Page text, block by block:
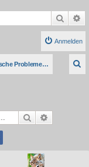
Suche
Anmelden
Technische Probleme, Tipps & Anleitungen
Suche